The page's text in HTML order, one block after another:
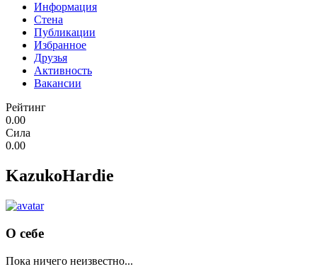
Информация
Стена
Публикации
Избранное
Друзья
Активность
Вакансии
Рейтинг
0.00
Сила
0.00
KazukoHardie
О себе
Пока ничего неизвестно...